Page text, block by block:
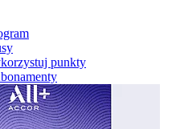
punkty